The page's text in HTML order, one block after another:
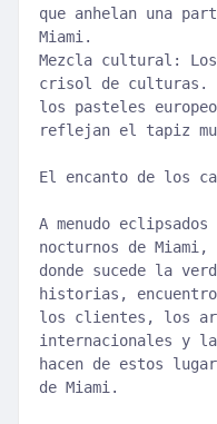
que anhelan una
Miami.
Mezcla cultural:
crisol de culturas.
los pasteles
reflejan el tapiz
El encanto de los
A menudo
nocturnos de
donde sucede la
historias,
los clientes, los
internacionales y la
hacen de estos
de Miami.